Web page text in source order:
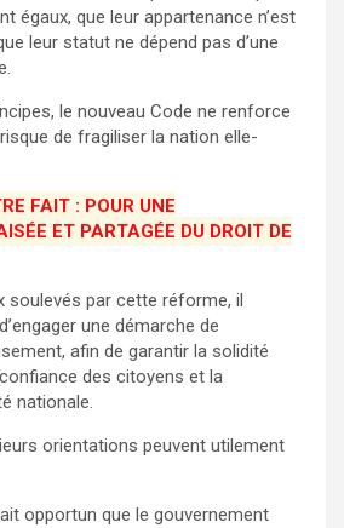
égaux, que leur appartenance n’est
leur statut ne dépend pas d’une
le nouveau Code ne renforce
de fragiliser la nation elle-
FAIT : POUR UNE
ET PARTAGÉE DU DROIT DE
soulevés par cette réforme, il
une démarche de
afin de garantir la solidité
des citoyens et la
nationale.
orientations peuvent utilement
opportun que le gouvernement